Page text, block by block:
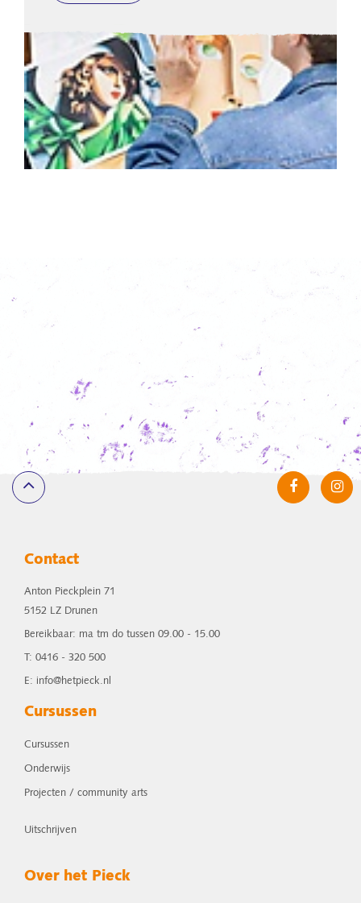
Contact
Anton Pieckplein 71
5152 LZ Drunen
Bereikbaar: ma tm do tussen 09.00 - 15.00
T: 0416 - 320 500
E: info@hetpieck.nl
Cursussen
Cursussen
Onderwijs
Projecten / community arts
Uitschrijven
Over het Pieck